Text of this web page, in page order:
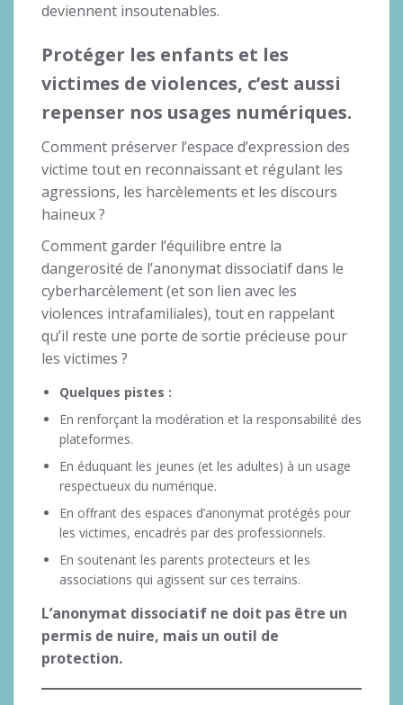
deviennent insoutenables.
Protéger les enfants et les
victimes de violences, c’est aussi
repenser nos usages numériques.
Comment préserver l’espace d’expression des
victime tout en reconnaissant et régulant les
agressions, les harcèlements et les discours
haineux ?
Comment garder l’équilibre entre la
dangerosité de l’anonymat dissociatif dans le
cyberharcèlement (et son lien avec les
violences intrafamiliales), tout en rappelant
qu’il reste une porte de sortie précieuse pour
les victimes ?
Quelques pistes :
En renforçant la modération et la responsabilité des
plateformes.
En éduquant les jeunes (et les adultes) à un usage
respectueux du numérique.
En offrant des espaces d’anonymat protégés pour
les victimes, encadrés par des professionnels.
En soutenant les parents protecteurs et les
associations qui agissent sur ces terrains.
L’anonymat dissociatif ne doit pas être un
permis de nuire, mais un outil de
protection.